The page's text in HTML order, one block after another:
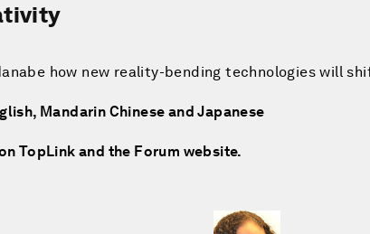
how new reality-bending technologies will
Mandarin Chinese and Japanese
TopLink and the Forum website.